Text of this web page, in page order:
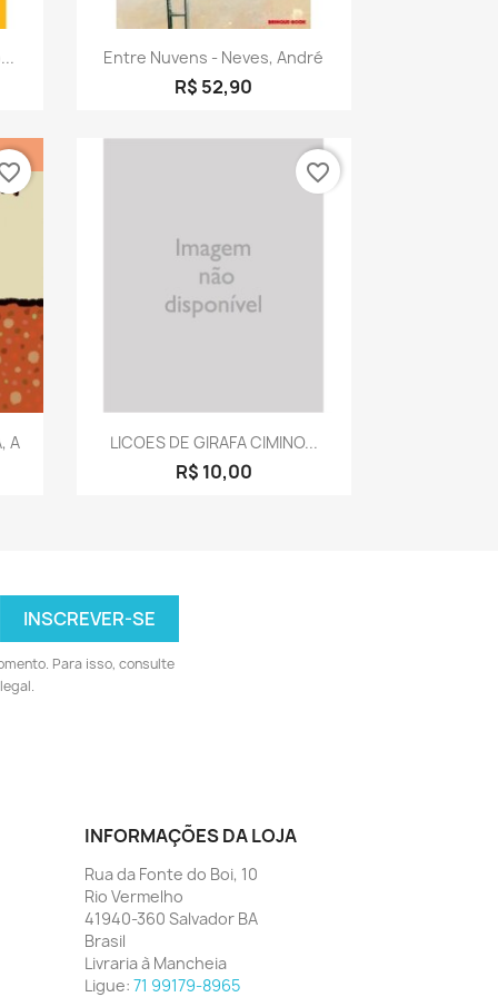
Visualização rápida
Entre Nuvens - Neves, André
R$ 52,90
A Visualização rápida
LICOES DE GIRAFA CIMINO...
R$ 10,00
favorite_border
Para isso, consulte
INFORMAÇÕES DA LOJA
Rua da Fonte do Boi, 10
Rio Vermelho
41940-360 Salvador BA
Brasil
Livraria à Mancheia
Ligue: 71 99179-8965